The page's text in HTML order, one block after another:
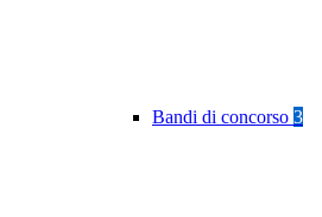
Bandi di concorso 3